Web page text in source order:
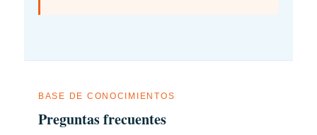
BASE DE CONOCIMIENTOS
Preguntas frecuentes